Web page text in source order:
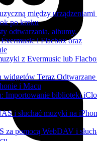
między
po kroku
odtwarzania, albumy,
i Flacbox oraz
z Evermusic lub
widgetów Teraz
i Macu
Importowanie biblioteki
i słuchać muzyki na
za pomocą WebDAV i